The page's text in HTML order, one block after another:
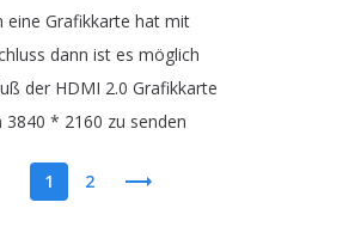
eine Grafikkarte hat mit
dann ist es möglich
der HDMI 2.0 Grafikkarte
3840 * 2160 zu senden
1 2